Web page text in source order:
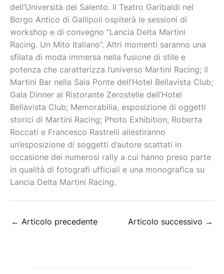
dell’Università del Salento. Il Teatro Garibaldi nel
Borgo Antico di Gallipoli ospiterà le sessioni di
workshop e di convegno “Lancia Delta Martini
Racing. Un Mito Italiano”. Altri momenti saranno una
sfilata di moda immersa nella fusione di stile e
potenza che caratterizza l’universo Martini Racing; il
Martini Bar nella Sala Ponte dell’Hotel Bellavista Club;
Gala Dinner al Ristorante Zerostelle dell’Hotel
Bellavista Club; Memorabilia, esposizione di oggetti
storici di Martini Racing; Photo Exhibition, Roberta
Roccati e Francesco Rastrelli allestiranno
un’esposizione di soggetti d’autore scattati in
occasione dei numerosi rally a cui hanno preso parte
in qualità di fotografi ufficiali e una monografica su
Lancia Delta Martini Racing.
← Articolo precedente Articolo successivo →